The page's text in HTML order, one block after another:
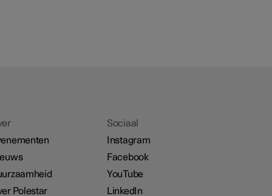
Polestar
Sociaal
Instagram
Facebook
YouTube
LinkedIn